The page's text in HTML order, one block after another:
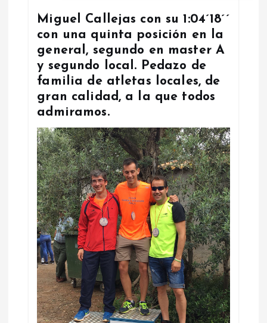
Miguel Callejas con su 1:04´18´´
con una quinta posición en la
general, segundo en master A
y segundo local. Pedazo de
familia de atletas locales, de
gran calidad, a la que todos
admiramos.